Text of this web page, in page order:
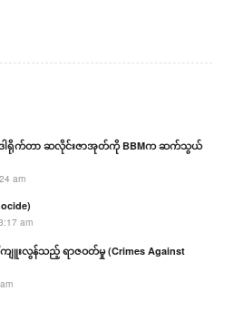
ဒါရိုက်တာ ဆလိုင်းဇာအုတ်ကို BBMက ဆက်သွယ်
am
am
ျူးလွန်သည့် ရာဇဝတ်မှု (Crimes Against